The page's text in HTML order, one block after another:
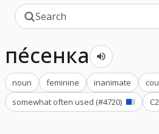
пе́сенка
noun feminine inanimate
somewhat often used (#4720) C2